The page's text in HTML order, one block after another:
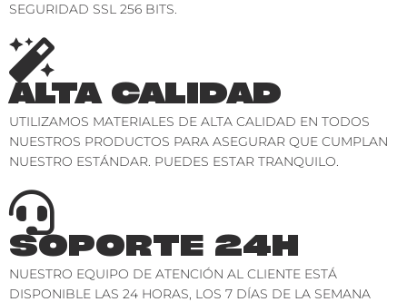
SEGURIDAD SSL 256 BITS.
ALTA CALIDAD
UTILIZAMOS MATERIALES DE ALTA CALIDAD EN TODOS
NUESTROS PRODUCTOS PARA ASEGURAR QUE CUMPLAN
NUESTRO ESTÁNDAR. PUEDES ESTAR TRANQUILO.
SOPORTE 24H
NUESTRO EQUIPO DE ATENCIÓN AL CLIENTE ESTÁ
DISPONIBLE LAS 24 HORAS, LOS 7 DÍAS DE LA SEMANA